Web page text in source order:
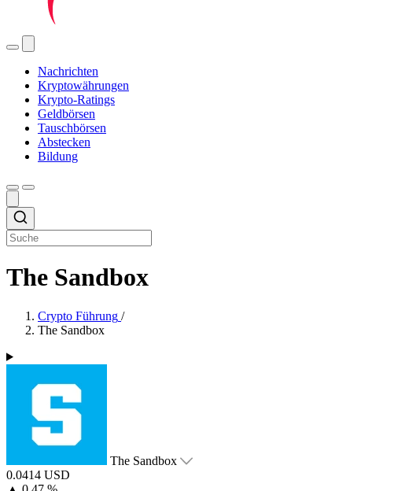
Nachrichten
Kryptowährungen
Krypto-Ratings
Geldbörsen
Tauschbörsen
Abstecken
Bildung
The Sandbox
Crypto Führung /
The Sandbox
The Sandbox
0.0414 USD